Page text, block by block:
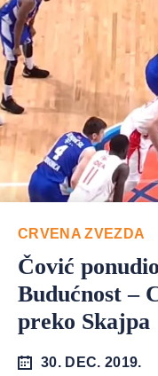
CRVENA ZVEZDA
Čović
Budućnost –
preko Skajpa
30. DEC. 2019.